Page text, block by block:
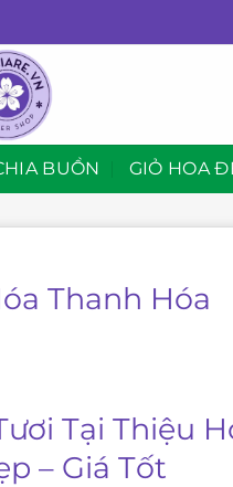
BUỒN GIỎ HOA
Thanh Hóa
Tại Thiệu
– Giá Tốt